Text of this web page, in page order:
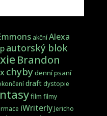
akční Alexa
autorský blok
Brandon
chybydenní psaní
draft dystopie
film filmy
iWriterlyJericho